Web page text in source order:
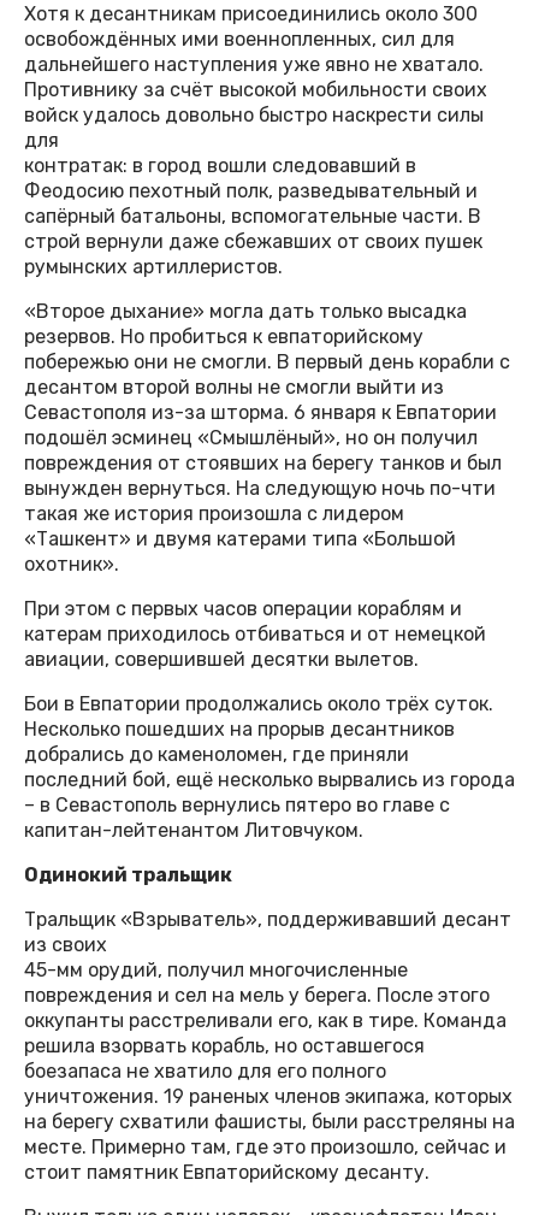
Хотя к десантникам присоединились около 300
освобождённых ими военнопленных, сил для
дальнейшего наступления уже явно не хватало.
Противнику за счёт высокой мобильности своих
войск удалось довольно быстро наскрести силы
для
контратак: в город вошли следовавший в
Феодосию пехотный полк, разведывательный и
сапёрный батальоны, вспомогательные части. В
строй вернули даже сбежавших от своих пушек
румынских артиллеристов.
«Второе дыхание» могла дать только высадка
резервов. Но пробиться к евпаторийскому
побережью они не смогли. В первый день корабли с
десантом второй волны не смогли выйти из
Севастополя из-за шторма. 6 января к Евпатории
подошёл эсминец «Смышлёный», но он получил
повреждения от стоявших на берегу танков и был
вынужден вернуться. На следующую ночь по-чти
такая же история произошла с лидером
«Ташкент» и двумя катерами типа «Большой
охотник».
При этом с первых часов операции кораблям и
катерам приходилось отбиваться и от немецкой
авиации, совершившей десятки вылетов.
Бои в Евпатории продолжались около трёх суток.
Несколько пошедших на прорыв десантников
добрались до каменоломен, где приняли
последний бой, ещё несколько вырвались из города
– в Севастополь вернулись пятеро во главе с
капитан-лейтенантом Литовчуком.
Одинокий тральщик
Тральщик «Взрыватель», поддерживавший десант
из своих
45-мм орудий, получил многочисленные
повреждения и сел на мель у берега. После этого
оккупанты расстреливали его, как в тире. Команда
решила взорвать корабль, но оставшегося
боезапаса не хватило для его полного
уничтожения. 19 раненых членов экипажа, которых
на берегу схватили фашисты, были расстреляны на
месте. Примерно там, где это произошло, сейчас и
стоит памятник Евпаторийскому десанту.